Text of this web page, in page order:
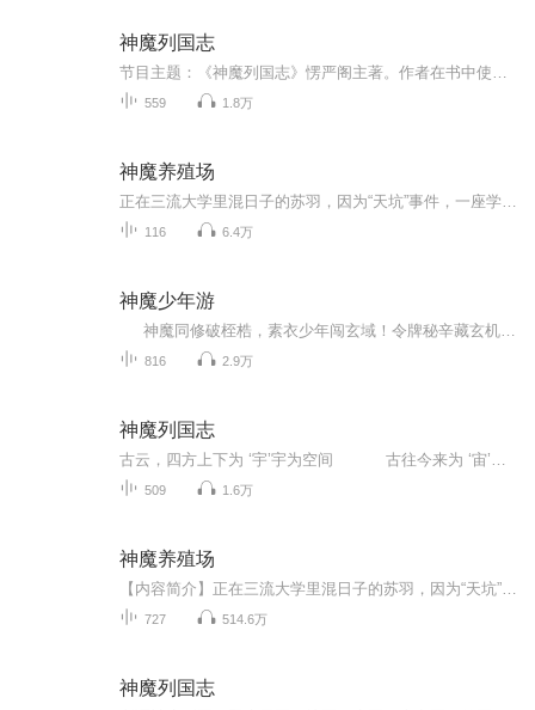
神魔列国志
559 1.8万
神魔养殖场
116 6.4万
神魔少年游
816 2.9万
神魔列国志
509 1.6万
神魔养殖场
727 514.6万
神魔列国志